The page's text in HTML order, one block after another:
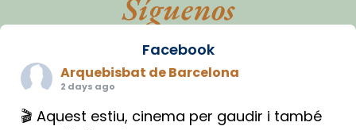
Síguenos
Facebook
Arquebisbat de Barcelona
2 days ago
🎬 Aquest estiu, cinema per gaudir i també